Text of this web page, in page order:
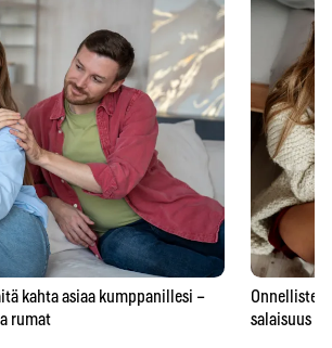
kahta asiaa kumppanillesi –
rumat
Onnellisten
salaisuus –